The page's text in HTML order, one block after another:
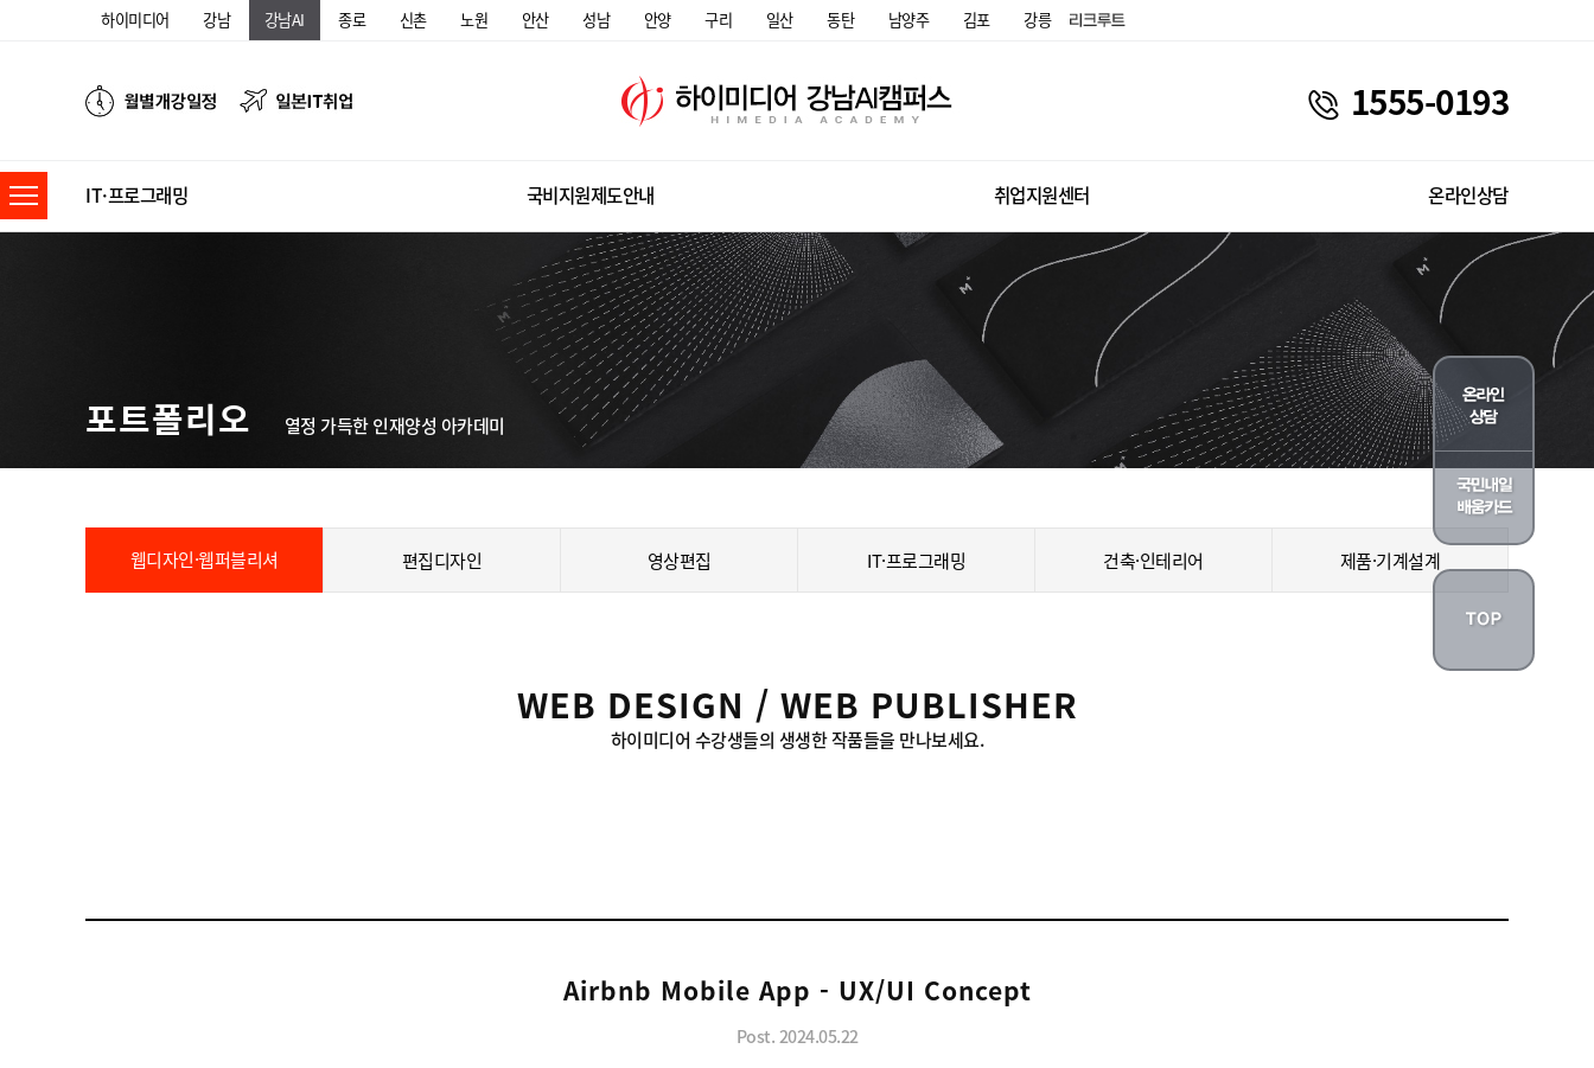
하이미디어 강남 강남AI 종로 신촌 노원 안산 성남 안양 구리 일산 동탄 남양주 김포 강릉
1555-0193
IT·프로그래밍 국비지원제도안내 취업지원센터 온라인상담
포트폴리오 열정 가득한 인재양성 아카데미
웹디자인·웹퍼블리셔 편집디자인 영상편집 IT·프로그래밍 건축·인테리어 제품·기계설계
WEB DESIGN / WEB PUBLISHER
하이미디어 수강생들의 생생한 작품들을 만나보세요.
Airbnb Mobile App - UX/UI Concept
Post. 2024.05.22